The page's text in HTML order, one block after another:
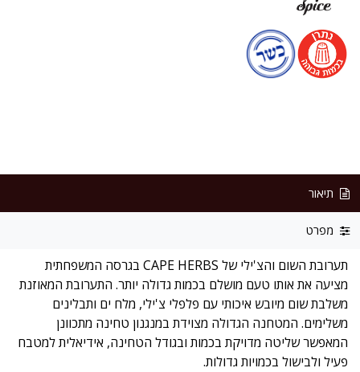
תיאור
מפרט
תערובת השום והצ'ילי של CAPE HERBS בגרסה המשפחתית
מציעה את אותו טעם מושלם בכמות גדולה יותר. התערובת המאוזנת
משלבת שום מיובש איכותי עם פלפלי צ'ילי, מלח ים ותבלינים
משלימים. המטחנה הגדולה מצוידת במנגנון טחינה מתכוונן
המאפשר שליטה מדויקת בכמות ובגודל הטחינה, אידיאלית למטבח
פעיל ולבישול בכמויות גדולות.